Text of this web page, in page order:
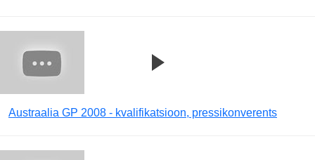
Austraalia GP 2008 - kvalifikatsioon, pressikonverents